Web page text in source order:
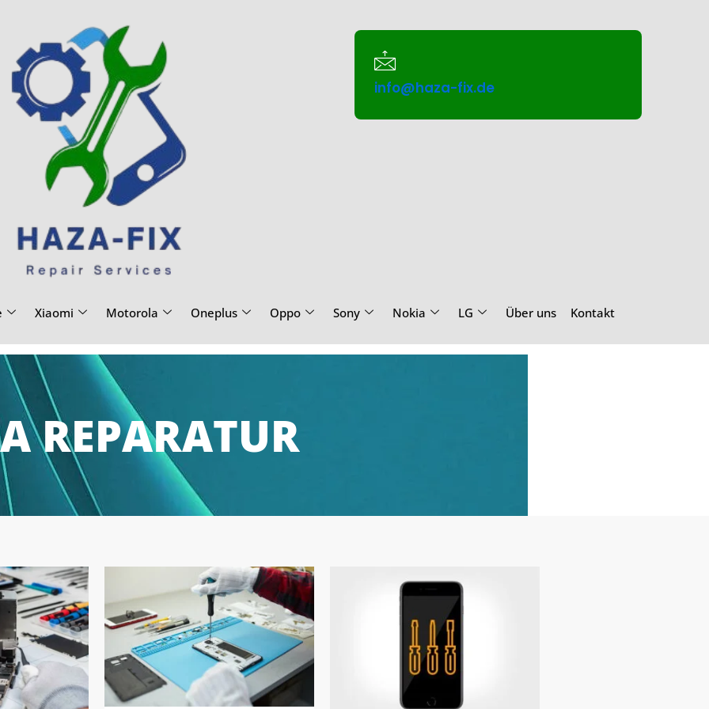
info@haza-fix.de
Xiaomi Motorola Oneplus Oppo Sony Nokia LG Über uns Kontakt
REPARATUR